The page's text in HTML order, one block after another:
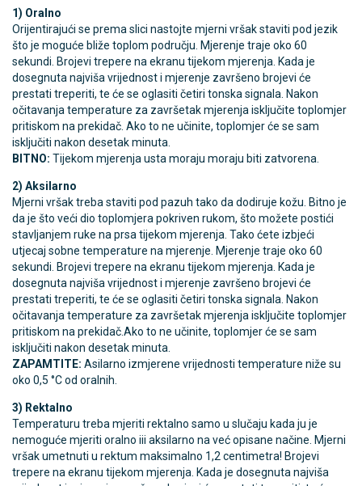
1) Oralno
Orijentirajući se prema slici nastojte mjerni vršak staviti pod jezik
što je moguće bliže toplom području. Mjerenje traje oko 60
sekundi. Brojevi trepere na ekranu tijekom mjerenja. Kada je
dosegnuta najviša vrijednost i mjerenje završeno brojevi će
prestati treperiti, te će se oglasiti četiri tonska signala. Nakon
očitavanja temperature za završetak mjerenja isključite toplomjer
pritiskom na prekidač. Ako to ne učinite, toplomjer će se sam
isključiti nakon desetak minuta.
BITNO: Tijekom mjerenja usta moraju moraju biti zatvorena.
2) Aksilarno
Mjerni vršak treba staviti pod pazuh tako da dodiruje kožu. Bitno je
da je što veći dio toplomjera pokriven rukom, što možete postići
stavljanjem ruke na prsa tijekom mjerenja. Tako ćete izbjeći
utjecaj sobne temperature na mjerenje. Mjerenje traje oko 60
sekundi. Brojevi trepere na ekranu tijekom mjerenja. Kada je
dosegnuta najviša vrijednost i mjerenje završeno brojevi će
prestati treperiti, te će se oglasiti četiri tonska signala. Nakon
očitavanja temperature za završetak mjerenja isključite toplomjer
pritiskom na prekidač.Ako to ne učinite, toplomjer će se sam
isključiti nakon desetak minuta.
ZAPAMTITE: Asilarno izmjerene vrijednosti temperature niže su
oko 0,5 °C od oralnih.
3) Rektalno
Temperaturu treba mjeriti rektalno samo u slučaju kada ju je
nemoguće mjeriti oralno iii aksilarno na već opisane načine. Mjerni
vršak umetnuti u rektum maksimalno 1,2 centimetra! Brojevi
trepere na ekranu tijekom mjerenja. Kada je dosegnuta najviša